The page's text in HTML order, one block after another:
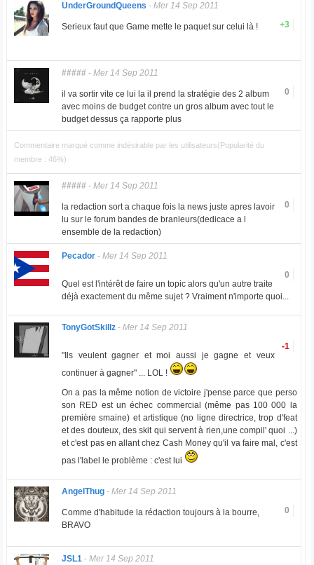
UnderGroundQueens - Mer 14 Sep 2011
+3
Serieux faut que Game mette le paquet sur celui là !
#####- Mer 14 Sep 2011
0
il va sortir vite ce lui la il prend la stratégie des 2 album
avec moins de budget contre un gros album avec tout le
budget dessus ça rapporte plus
Commentaire marqué comme indésirable par les utilisateurs(Popularité du
membre : 46%)
#####- Mer 14 Sep 2011
0
la redaction sort a chaque fois la news juste apres lavoir
lu sur le forum bandes de branleurs(dedicace a l
ensemble de la redaction)
Pecador- Mer 14 Sep 2011
0
Quel est l'intérêt de faire un topic alors qu'un autre traite
déjà exactement du même sujet ? Vraiment n'importe quoi...
TonyGotSkillz- Mer 14 Sep 2011
-1
"Ils veulent gagner et moi aussi je gagne et veux
continuer à gagner" ... LOL !
On a pas la même notion de victoire j'pense parce que perso
son RED est un échec commercial (même pas 100 000 la
première smaine) et artistique (no ligne directrice, trop d'feat
et des douteux, des skit qui servent à rien,une compil' quoi ...)
et c'est pas en allant chez Cash Money qu'il va faire mal, c'est
pas l'label le problème : c'est lui
AngelThug- Mer 14 Sep 2011
0
Comme d'habitude la rédaction toujours à la bourre,
BRAVO
JSL1- Mer 14 Sep 2011